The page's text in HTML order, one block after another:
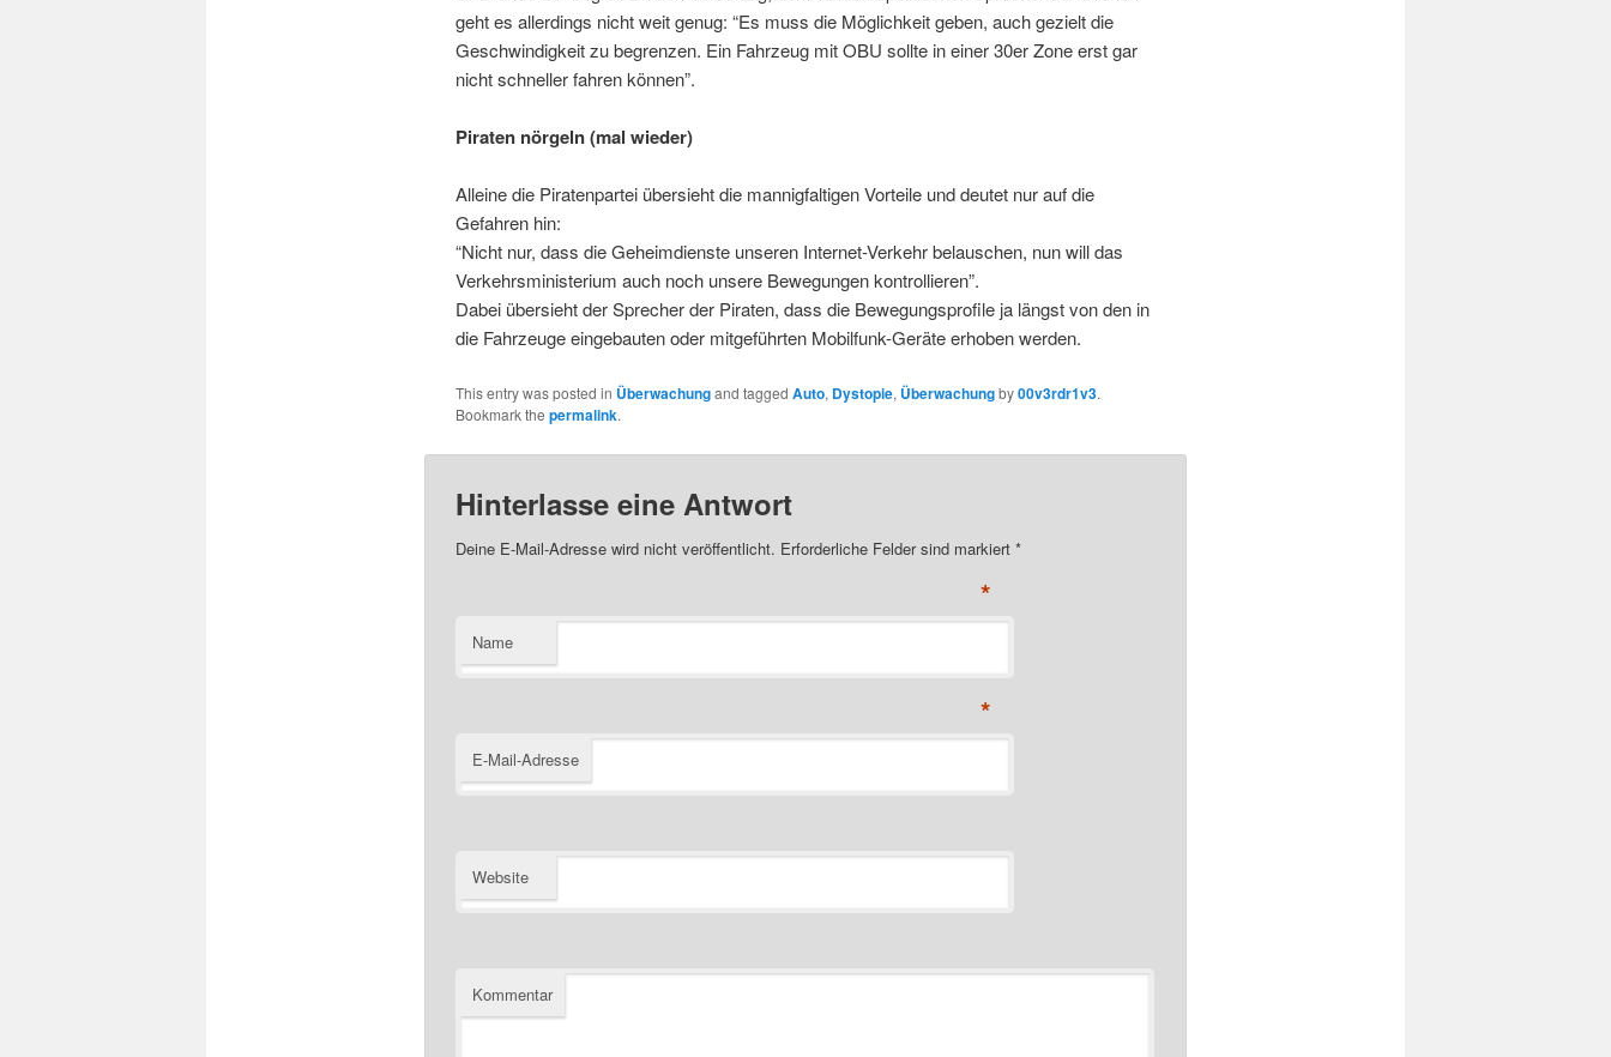
geht es allerdings nicht weit genug: “Es muss die Möglichkeit geben, auch gezielt die
Geschwindigkeit zu begrenzen. Ein Fahrzeug mit OBU sollte in einer 30er Zone erst gar
nicht schneller fahren können”.
Piraten nörgeln (mal wieder)
Alleine die Piratenpartei übersieht die mannigfaltigen Vorteile und deutet nur auf die
Gefahren hin:
“Nicht nur, dass die Geheimdienste unseren Internet-Verkehr belauschen, nun will das
Verkehrsministerium auch noch unsere Bewegungen kontrollieren”.
Dabei übersieht der Sprecher der Piraten, dass die Bewegungsprofile ja längst von den in
die Fahrzeuge eingebauten oder mitgeführten Mobilfunk-Geräte erhoben werden.
This entry was posted in Überwachungand tagged Auto, Dystopie, Überwachungby00v3rdr1v3.
Bookmark the permalink.
Hinterlasse eine Antwort
Deine E-Mail-Adresse wird nicht veröffentlicht. Erforderliche Felder sind markiert *
Name
*
E-Mail-Adresse
*
Website
Kommentar